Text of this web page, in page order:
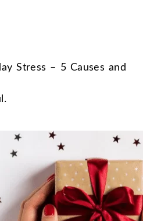
Stress – 5 Causes and